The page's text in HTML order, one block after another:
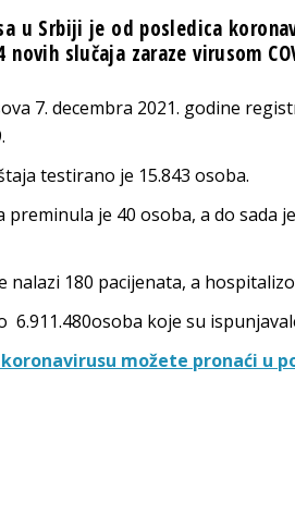
u Srbiji je od posledica
slučaja zaraze virusom
7. decembra 2021. godine
testirano je 15.843 osoba.
preminula je 40 osoba, a do sada
nalazi 180 pacijenata, a
6.911.480osoba koje su
možete pronaći u